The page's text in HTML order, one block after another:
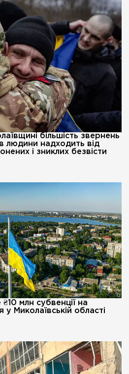
більшість звернень
людини надходить від
і зниклих безвісти
млн субвенції на
у Миколаївській області